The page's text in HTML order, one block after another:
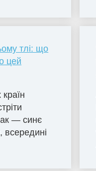
тлі: що
цей
— синє
всередині